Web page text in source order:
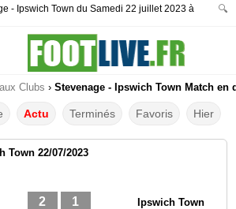
- Ipswich Town du Samedi 22 juillet 2023 à
🔍
Clubs › Stevenage - Ipswich Town Match en
Actu Terminés Favoris Hier
Town 22/07/2023
2 1 Ipswich Town